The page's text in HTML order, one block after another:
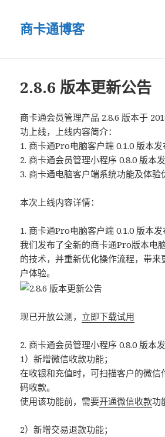
商卡通博客
2.8.6 版本更新公告
商卡通会员管理产品 2.8.6 版本于
功上线，上线内容简介：
1. 商卡通Pro电脑客户端 0.1.0 版本发
2. 商卡通会员管理小程序 0.8.0 版本发
3. 商卡通电脑客户端系统功能及体验
本次上线内容详情：
1. 商卡通Pro电脑客户端 0.1.0 版本发
我们发布了全新的商卡通Pro版本电
的技术，并重新优化操作流程，带来
户体验。
现已开放公测， 立即下载试用
2. 商卡通会员管理小程序 0.8.0 版本发
1）新增微信收款功能；
在收银和充值时，可扫描客户的微信
码收款。
使用该功能前，需要开通微信收款功
2）新增交易退款功能；